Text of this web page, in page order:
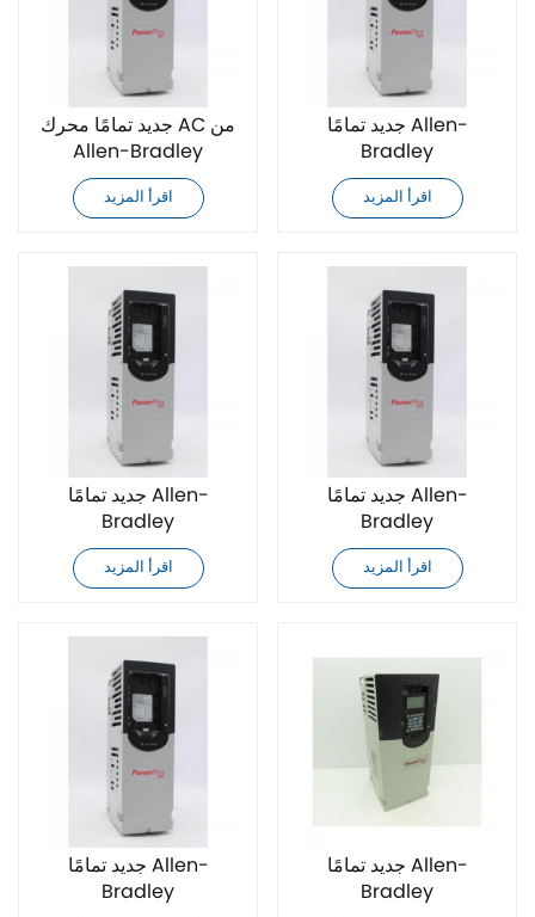
جديد تمامًا محرك AC من
Allen-Bradley
20F1ANF050JA0NNNNN
اقرأ المزيد
جديد تمامًا Allen-
Bradley
20F1ANF050JN0NNNNN
محرك تيار متردد
اقرأ المزيد
جديد تمامًا Allen-
Bradley
20F1ANF061JA0NNNNN
محرك تيار متردد
اقرأ المزيد
جديد تمامًا Allen-
Bradley
20F1ANF061JN0NNNNN
محرك تيار متردد
اقرأ المزيد
جديد تمامًا Allen-
Bradley
جديد تمامًا Allen-
Bradley